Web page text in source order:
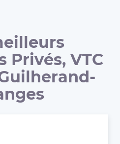
Privés, VTC